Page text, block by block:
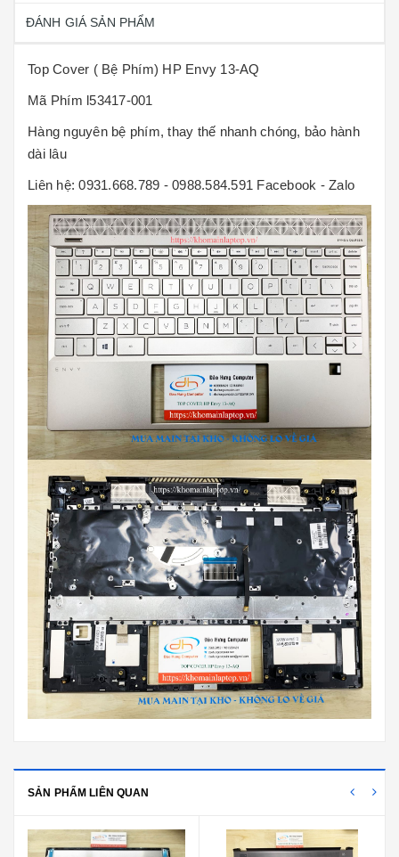
ĐÁNH GIÁ SẢN PHẨM
Top Cover ( Bệ Phím) HP Envy 13-AQ
Mã Phím l53417-001
Hàng nguyên bệ phím, thay thế nhanh chóng, bảo hành
dài lâu
Liên hệ: 0931.668.789 - 0988.584.591 Facebook - Zalo
SẢN PHẨM LIÊN QUAN